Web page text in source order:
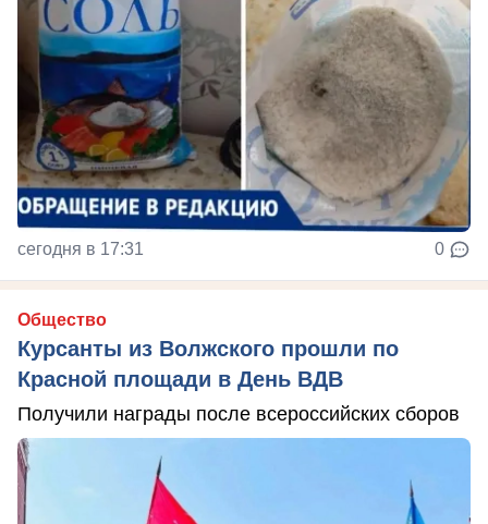
сегодня в 17:31 0
Общество
Курсанты из Волжского прошли по
Красной площади в День ВДВ
Получили награды после всероссийских сборов